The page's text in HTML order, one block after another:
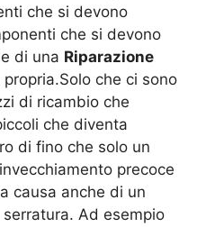
che si devono
che si devono
di una Riparazione
propria.Solo che ci sono
di ricambio che
che diventa
di fino che solo un
precoce
causa anche di un
Ad esempio